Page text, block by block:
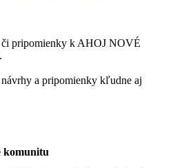
pripomienky k AHOJ NOVÉ
návrhy a pripomienky kľudne aj
komunitu